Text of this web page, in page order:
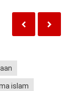
islam